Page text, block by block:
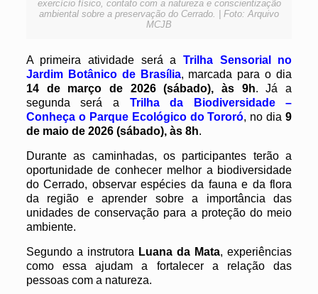
exercício físico, contato com a natureza e conscientização
ambiental sobre a preservação do Cerrado. | Foto: Arquivo
MCJB
A primeira atividade será a Trilha Sensorial no
Jardim Botânico de Brasília, marcada para o dia
14 de março de 2026 (sábado), às 9h. Já a
segunda será a Trilha da Biodiversidade –
Conheça o Parque Ecológico do Tororó, no dia9
de maio de 2026 (sábado), às 8h.
Durante as caminhadas, os participantes terão a
oportunidade de conhecer melhor a biodiversidade
do Cerrado, observar espécies da fauna e da flora
da região e aprender sobre a importância das
unidades de conservação para a proteção do meio
ambiente.
Segundo a instrutora Luana da Mata, experiências
como essa ajudam a fortalecer a relação das
pessoas com a natureza.